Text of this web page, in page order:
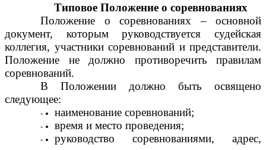
Типовое Положение о соревнованиях
Положение о соревнованиях – основной
документ, которым руководствуется судейская
коллегия, участники соревнований и представители.
Положение не должно противоречить правилам
соревнований.
В Положении должно быть освящено
следующее:
наименование соревнований;
время и место проведения;
руководство соревнованиями, адрес,